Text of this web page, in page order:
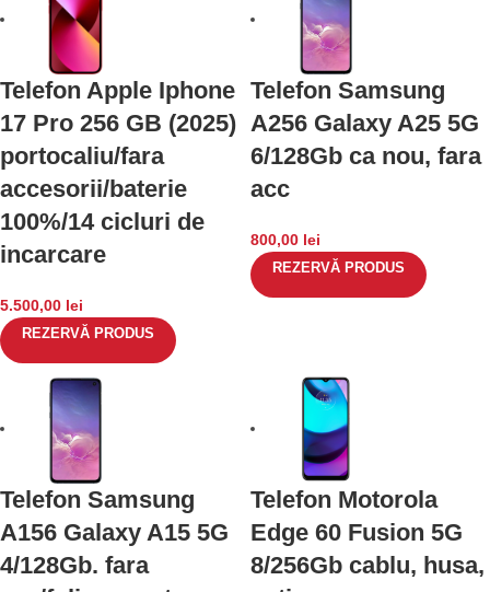
Telefon Apple Iphone
17 Pro 256 GB (2025)
portocaliu/fara
accesorii/baterie
100%/14 cicluri de
incarcare
5.500,00 lei
REZERVĂ PRODUS
Telefon Samsung
A256 Galaxy A25 5G
6/128Gb ca nou, fara
acc
800,00 lei
REZERVĂ PRODUS
Telefon Samsung
A156 Galaxy A15 5G
4/128Gb. fara
Telefon Motorola
Edge 60 Fusion 5G
8/256Gb cablu, husa,